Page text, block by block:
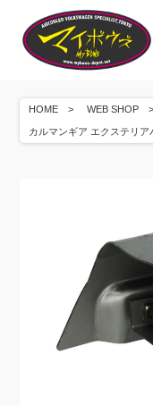
HOME WEB SHOP
カルマンギア エクステリア